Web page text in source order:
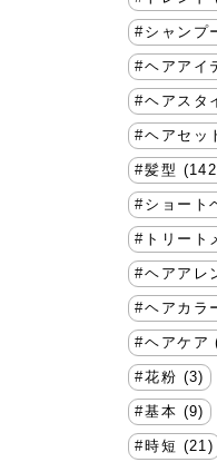
シャンプ
ヘアアイ
ヘアスタ
ヘアセッ
髪型
ショート
トリー
ヘアアレ
ヘアカラ
ヘアケア
花粉 (3)
基本 (9)
時短 (21)